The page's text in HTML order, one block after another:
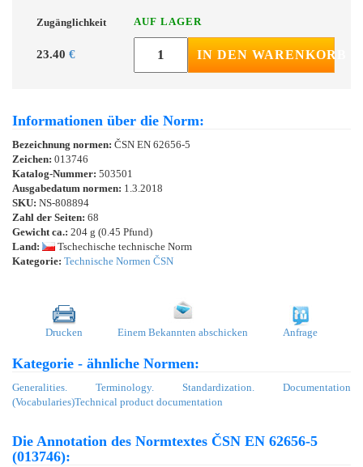
Zugänglichkeit AUF LAGER
23.40 € IN DEN WARENKORB
Informationen über die Norm:
Bezeichnung normen: ČSN EN 62656-5
Zeichen: 013746
Katalog-Nummer: 503501
Ausgabedatum normen: 1.3.2018
SKU: NS-808894
Zahl der Seiten: 68
Gewicht ca.: 204 g (0.45 Pfund)
Land:
Tschechische technische Norm
Kategorie: Technische Normen ČSN
Drucken Einem Bekannten abschicken Anfrage
Kategorie - ähnliche Normen:
Generalities. Terminology. Standardization. Documentation
(Vocabularies)Technical product documentation
Die Annotation des Normtextes ČSN EN 62656-5
(013746):